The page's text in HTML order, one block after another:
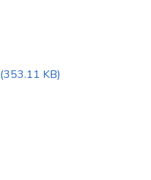
(353.11 KB)